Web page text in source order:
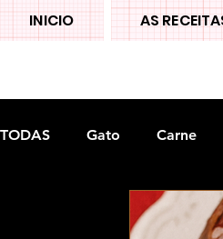
INICIO AS
TODAS Gato Carne
Doces tradiconais